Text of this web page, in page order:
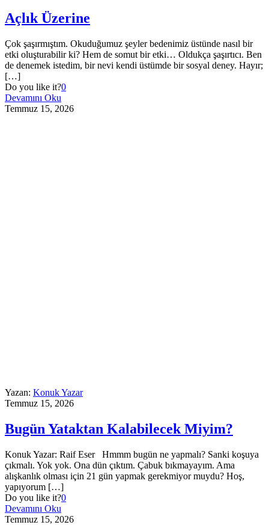
Açlık Üzerine
Çok şaşırmıştım. Okuduğumuz şeyler bedenimiz üstünde nasıl bir
etki oluşturabilir ki? Hem de somut bir etki… Oldukça şaşırtıcı. Ben
de denemek istedim, bir nevi kendi üstümde bir sosyal deney. Hayır;
[…]
Do you like it?0
Devamını Oku
Temmuz 15, 2026
Yazan: Konuk Yazar
Temmuz 15, 2026
Bugün Yataktan Kalabilecek Miyim?
Konuk Yazar: Raif Eser Hmmm bugün ne yapmalı? Sanki koşuya
çıkmalı. Yok yok. Ona dün çıktım. Çabuk bıkmayayım. Ama
alışkanlık olması için 21 gün yapmak gerekmiyor muydu? Hoş,
yapıyorum […]
Do you like it?0
Devamını Oku
Temmuz 15, 2026